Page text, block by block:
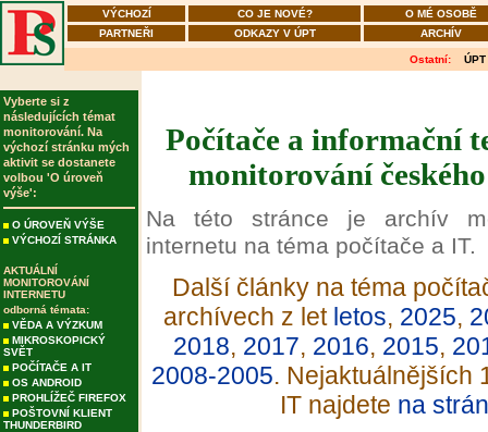
VÝCHOZÍ CO JE NOVÉ?
O MÉ OSOBĚ
PARTNEŘI
ODKAZY V ÚPT ARCHÍV
Ostatní: ÚPT
Vyberte si z
následujících témat
monitorování. Na
výchozí stránku mých
aktivit se dostanete
volbou 'O úroveň
výše':
O ÚROVEŇ VÝŠE
VÝCHOZÍ STRÁNKA
AKTUÁLNÍ
MONITOROVÁNÍ
INTERNETU
odborná témata:
VĚDA A VÝZKUM
MIKROSKOPICKÝ
SVĚT
POČÍTAČE A IT
OS ANDROID
PROHLÍŽEČ FIREFOX
POŠTOVNÍ KLIENT
THUNDERBIRD
Počítače a informační
monitorování
Na této stránce je archív
internetu na téma počítače a IT.
Další články na téma
archívech z let letos, 2025,
2018, 2017, 2016, 2015,
2008-2005. Nejaktuálnějších
IT najdete na